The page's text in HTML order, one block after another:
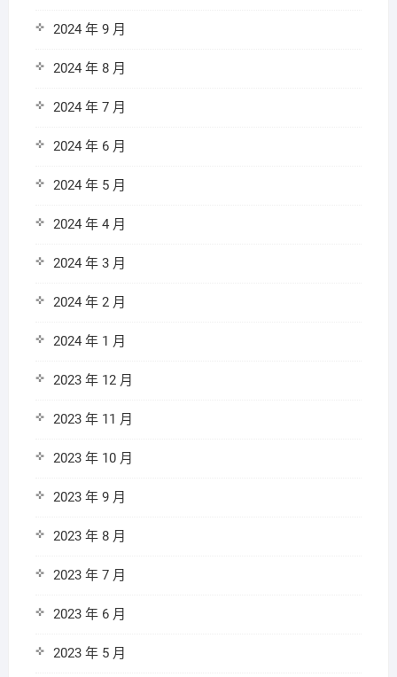
2024 年 9 月
2024 年 8 月
2024 年 7 月
2024 年 6 月
2024 年 5 月
2024 年 4 月
2024 年 3 月
2024 年 2 月
2024 年 1 月
2023 年 12 月
2023 年 11 月
2023 年 10 月
2023 年 9 月
2023 年 8 月
2023 年 7 月
2023 年 6 月
2023 年 5 月